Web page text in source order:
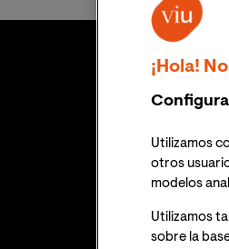
¡Hola!
Utilizamos
otros
modelos
Utilizamos
sobre la